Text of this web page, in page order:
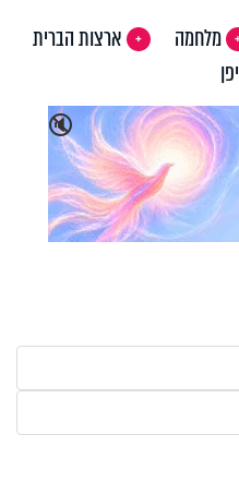
מלחמה
ארצות הברית
יפן
🔇